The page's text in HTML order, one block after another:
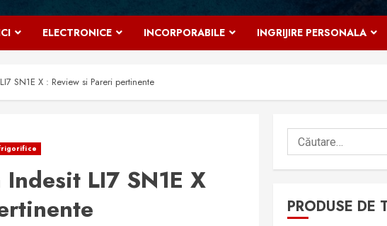
ELECTRONICE INCORPORABILE INGRIJIRE PERSONALA
SN1E X : Review si Pareri pertinente
LI7 SN1E X
Caută
după:
PRODUSE DE